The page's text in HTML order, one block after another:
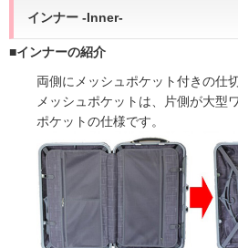
インナー -Inner-
■インナーの紹介
両側にメッシュポケット付きの仕
メッシュポケットは、片側が大型
ポケットの仕様です。